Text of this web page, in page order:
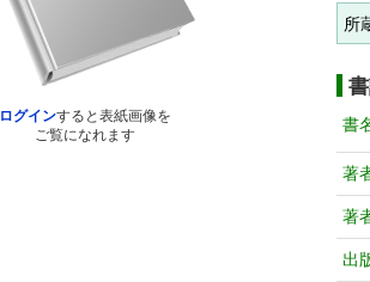
ログインすると表紙画像を
ご覧になれます
所
書
著
著
出